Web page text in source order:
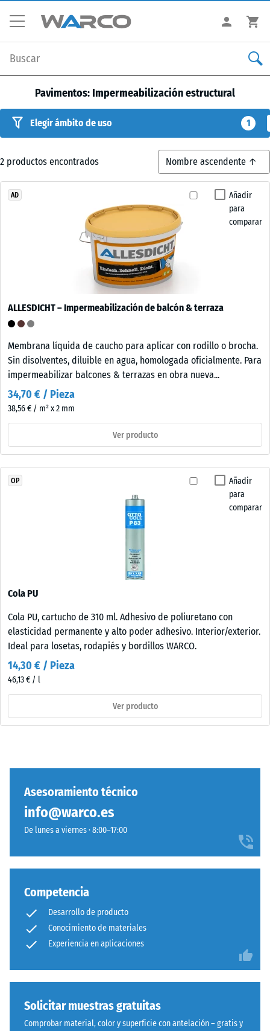
Pavimentos: Impermeabilización estructural
Elegir ámbito de uso 1
2 productos encontrados
Añadir
para
comparar
AD
ALLESDICHT – Impermeabilización de balcón & terraza
Membrana líquida de caucho para aplicar con rodillo o brocha.
Sin disolventes, diluible en agua, homologada oficialmente. Para
impermeabilizar balcones & terrazas en obra nueva...
34,70 € / Pieza
38,56 € / m² x 2 mm
Ver producto
Añadir
para
comparar
OP
Cola PU
Cola PU, cartucho de 310 ml. Adhesivo de poliuretano con
elasticidad permanente y alto poder adhesivo. Interior/exterior.
Ideal para losetas, rodapiés y bordillos WARCO.
14,30 € / Pieza
46,13 € / l
Ver producto
Asesoramiento técnico
info@warco.es
De lunes a viernes · 8:00–17:00
Competencia
Desarrollo de producto
Conocimiento de materiales
Experiencia en aplicaciones
Solicitar muestras gratuitas
Comprobar material, color y superficie con antelación – gratis y